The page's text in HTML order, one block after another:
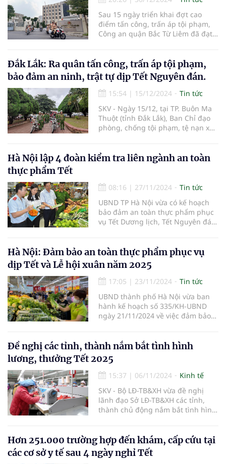
Sau 15 ngày triển khai đợt cao
điểm tấn công, trấn áp tội phạm,
Công an quận Bắc Từ Liêm đã đạt
Đắk Lắk: Ra quân tấn công, trấn áp tội phạm,
bảo đảm an ninh, trật tự dịp Tết Nguyên đán.
15:54 | 15/12/2024
Tin tức
SKV - Ngày 15/12, tại TP. Buôn Ma
Thuột (tỉnh Đắk Lắk), Ban Chỉ đạo
phòng, chống tội phạm, tệ nạn xã
Đắk Lắk tổ chức Lễ ra quân thực
hiện đợt cao điểm tấn công trấn
tự trước, trong và sau Tết Nguyên
đán Ất Tỵ 2025.
Hà Nội lập 4 đoàn kiểm tra liên ngành an toàn
thực phẩm Tết
08:16 | 27/11/2024
Tin tức
UBND TP Hà Nội vừa có kế hoạch
bảo đảm an toàn thực phẩm phục
vụ Tết Dương lịch, Tết Nguyên đán
kiểm soát an toàn thực phẩm trong
sản xuất, chế biến, kinh doanh,
nhập khẩu và sử dụng thực phẩm.
Hà Nội: Đảm bảo an toàn thực phẩm phục vụ
dịp Tết và Lễ hội xuân năm 2025
17:05 | 23/11/2024
Tin tức
UBND thành phố Hà Nội vừa ban
hành kế hoạch số 335/KH-UBND
ngày 21/11/2024 về việc đảm bảo
và Lễ hội xuân năm 2025.
Đề nghị các tỉnh, thành nắm bắt tình hình
lương, thưởng Tết 2025
15:37 | 06/11/2024
Kinh tế
SKV - Bộ LĐ-TB&XH vừa đề nghị
lãnh đạo Sở LĐ-TB&XH các tỉnh,
thành chủ động nắm bắt tình hình
lịch và tết Nguyên đán năm 2025.
Hơn 251.000 trường hợp đến khám, cấp cứu tại
các cơ sở y tế sau 4 ngày nghỉ Tết